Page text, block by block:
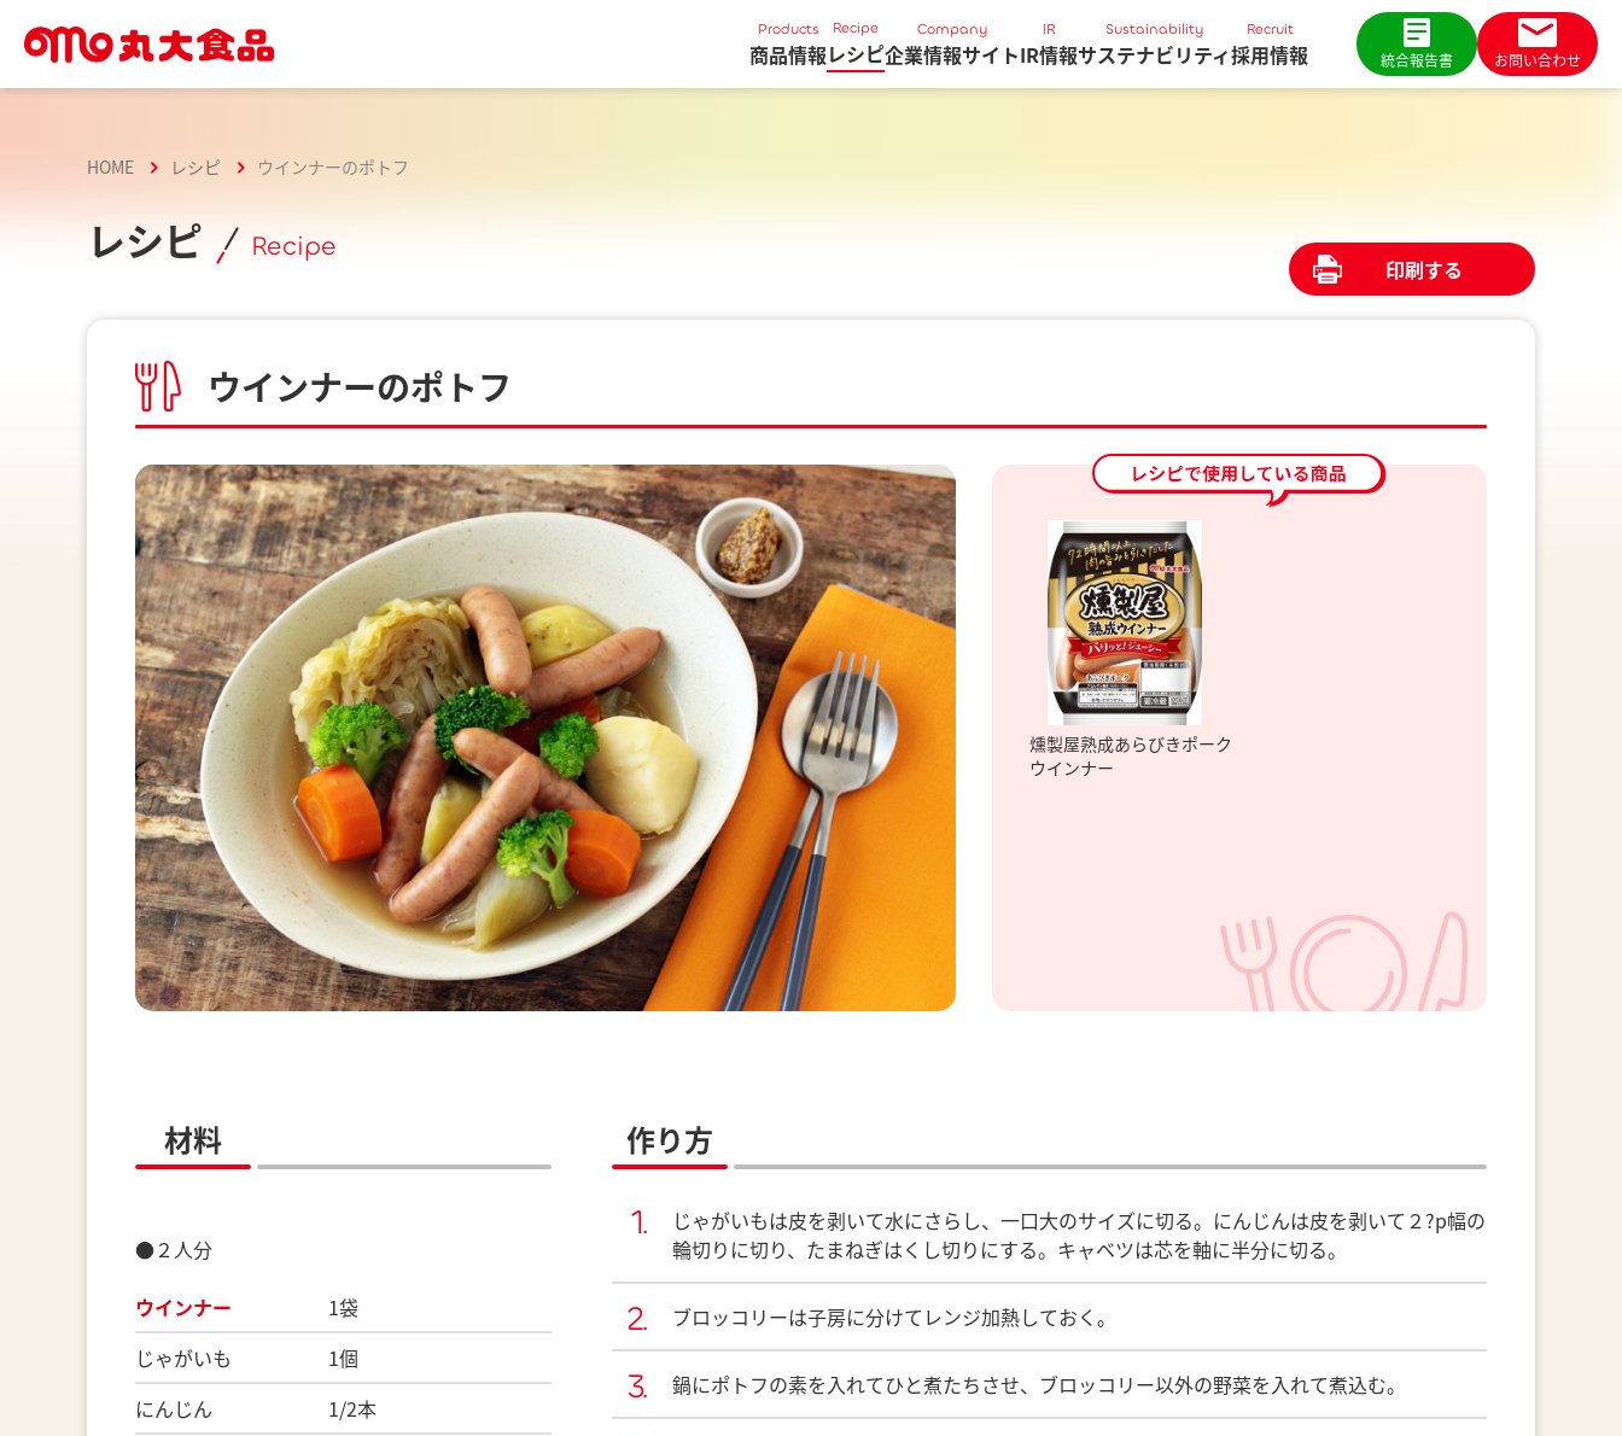
Products
商品情報
Recipe
レシピ
Company
企業情報サイト
IR
IR情報
Sustainability
サステナビリティ
Recruit
採用情報 統合報告書 お問い合わせ
HOME レシピ ウインナーのポトフ
レシピ Recipe
印刷する
ウインナーのポトフ
燻製屋熟成あらびきポーク
ウインナー
材料
●２人分
ウインナー 1袋
じゃがいも 1個
にんじん 1/2本
作り方
じゃがいもは皮を剥いて水にさらし、一口大のサイズに切る。にんじんは皮を剥いて２?p幅の
輪切りに切り、たまねぎはくし切りにする。キャベツは芯を軸に半分に切る。
ブロッコリーは子房に分けてレンジ加熱しておく。
鍋にポトフの素を入れてひと煮たちさせ、ブロッコリー以外の野菜を入れて煮込む。